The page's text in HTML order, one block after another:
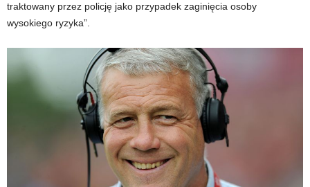
traktowany przez policję jako przypadek zaginięcia osoby
wysokiego ryzyka”.